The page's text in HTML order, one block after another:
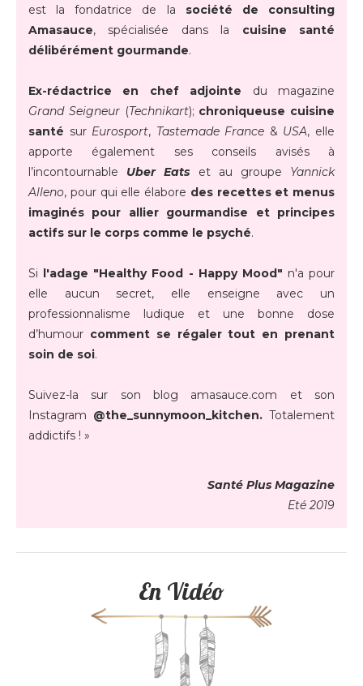
est la fondatrice de la société de consulting
Amasauce, spécialisée dans la cuisine santé
délibérément gourmande.
Ex-rédactrice en chef adjointe du magazine
Grand Seigneur(Technikart); chroniqueuse cuisine
santé sur Eurosport, Tastemade France & USA, elle
apporte également ses conseils avisés à
l’incontournable Uber Eats et au groupe Yannick
Alleno, pour qui elle élabore des recettes et menus
imaginés pour allier gourmandise et principes
actifs sur le corps comme le psyché.
Si l'adage "Healthy Food - Happy Mood" n'a pour
elle aucun secret, elle enseigne avec un
professionnalisme ludique et une bonne dose
d’humour comment se régaler tout en prenant
soin de soi.
Suivez-la sur son blog amasauce.com et son
Instagram @the_sunnymoon_kitchen. Totalement
addictifs ! »
Santé Plus Magazine
Eté 2019
En Vidéo